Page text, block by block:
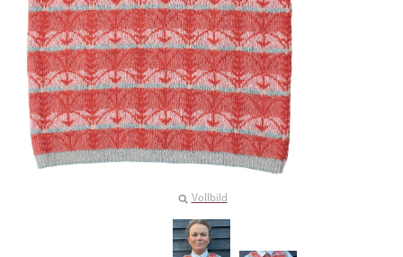
Vollbild